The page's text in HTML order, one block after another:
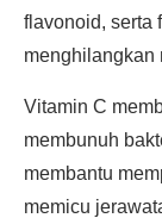
flavonoid, serta
menghilangkan
Vitamin C
membunuh
membantu
memicu